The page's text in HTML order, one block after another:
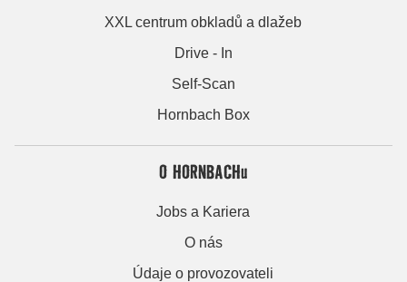
XXL centrum obkladů a dlažeb
Drive - In
Self-Scan
Hornbach Box
O HORNBACHu
Jobs a Kariera
O nás
Údaje o provozovateli